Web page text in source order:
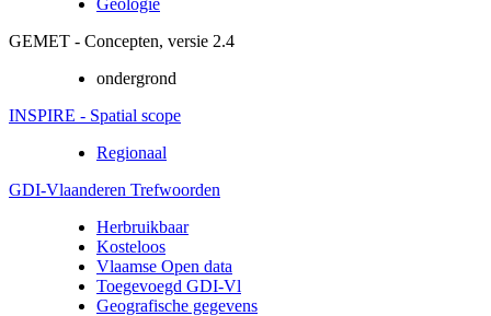
GEMET - Concepten, versie 2.4
ondergrond
INSPIRE - Spatial scope
Regionaal
GDI-Vlaanderen Trefwoorden
Herbruikbaar
Kosteloos
Vlaamse Open data
Toegevoegd GDI-Vl
Geografische gegevens